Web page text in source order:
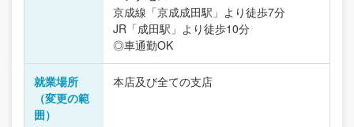
京成線「京成成田駅」より徒歩7分
JR「成田駅」より徒歩10分
◎車通勤OK
就業場所
（変更の範
囲）
本店及び全ての支店